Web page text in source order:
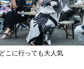
こに行っても大人気